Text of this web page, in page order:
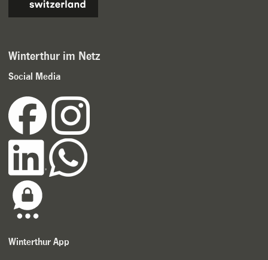
Winterthur im Netz
Social Media
Winterthur App